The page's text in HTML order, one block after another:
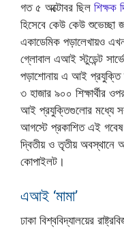
গত ৫ অক্টোবর ছিল শিক্ষক
হিসেবে কেউ কেউ শুভেচ্ছা
একাডেমিক পড়ালেখায়ও
গ্লোবাল এআই স্টুডেন্ট
পড়াশোনায় এ আই প্রযুক্তি
৩ হাজার ৯০০ শিক্ষার্থীর
আই প্রযুক্তিগুলোর মধ্যে
আগস্টে প্রকাশিত এই
দ্বিতীয় ও তৃতীয় অবস্থানে
কোপাইলট।
এআই ‘মামা’
ঢাকা বিশ্ববিদ্যালয়ের